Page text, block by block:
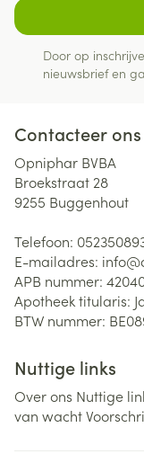
Door op
nieuwsbrief en
Contacteer ons
Opniphar BVBA
Broekstraat 28
9255 Buggenhout
Telefoon:
E-mailadres: info@
APB nummer:
Apotheek titularis:
BTW nummer:
Nuttige links
Over ons Nuttige
van wacht